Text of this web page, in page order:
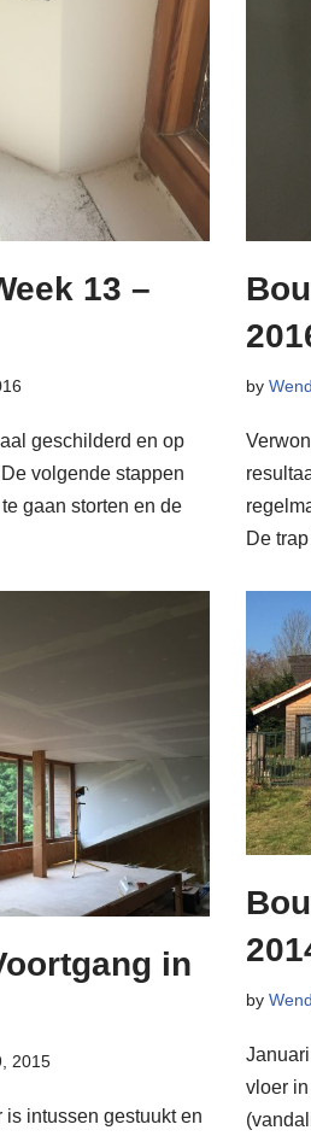
13 –
geschilderd en op
volgende stappen
gaan storten en de
by
De
in
2015
intussen gestuukt en
by
vloer